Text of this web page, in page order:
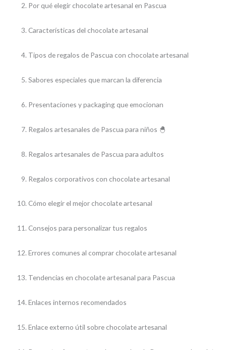
Por qué elegir chocolate artesanal en Pascua
Características del chocolate artesanal
Tipos de regalos de Pascua con chocolate artesanal
Sabores especiales que marcan la diferencia
Presentaciones y packaging que emocionan
Regalos artesanales de Pascua para niños 🐣
Regalos artesanales de Pascua para adultos
Regalos corporativos con chocolate artesanal
Cómo elegir el mejor chocolate artesanal
Consejos para personalizar tus regalos
Errores comunes al comprar chocolate artesanal
Tendencias en chocolate artesanal para Pascua
Enlaces internos recomendados
Enlace externo útil sobre chocolate artesanal